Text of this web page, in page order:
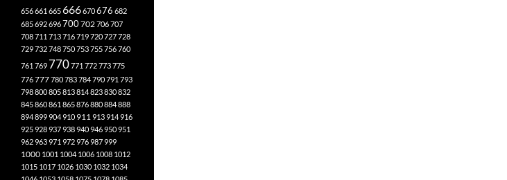
656661 665666670676 682
685692696700702706707
708711 713716719720727728
729732748750753755756760
761 769 770771 772773775
776777780783784790791 793
798800805813814823830832
845860861 865876880884888
894899904910 911 913914916
925928937938940946950951
962963971 972976987999
1000 1001 1004 1006 1008 1012
1015 1017 1026 1030 1032 1034